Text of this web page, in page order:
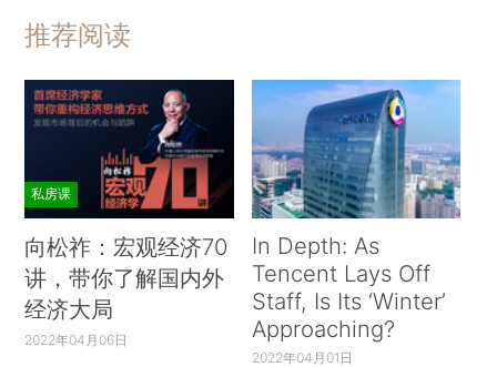
推荐阅读
私房课
向松祚：宏观经济70
讲，带你了解国内外
经济大局
2022年04月06日
In Depth: As
Tencent Lays Off
Staff, Is Its ‘Winter’
Approaching?
2022年04月01日